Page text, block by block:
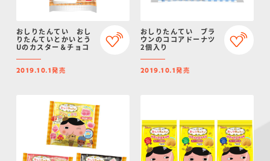
おしりたんてい おし
りたんていとかいとう
Uのカスター＆チョコ
2019.10.1発売
おしりたんてい ブラ
ウンのココアドーナツ
2個入り
2019.10.1発売